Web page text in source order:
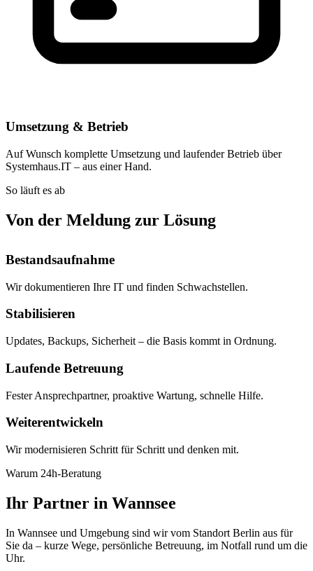
Umsetzung & Betrieb
Auf Wunsch komplette Umsetzung und laufender Betrieb über
Systemhaus.IT – aus einer Hand.
So läuft es ab
Von der Meldung zur Lösung
Bestandsaufnahme
Wir dokumentieren Ihre IT und finden Schwachstellen.
Stabilisieren
Updates, Backups, Sicherheit – die Basis kommt in Ordnung.
Laufende Betreuung
Fester Ansprechpartner, proaktive Wartung, schnelle Hilfe.
Weiterentwickeln
Wir modernisieren Schritt für Schritt und denken mit.
Warum 24h-Beratung
Ihr Partner in Wannsee
In Wannsee und Umgebung sind wir vom Standort Berlin aus für
Sie da – kurze Wege, persönliche Betreuung, im Notfall rund um die
Uhr.